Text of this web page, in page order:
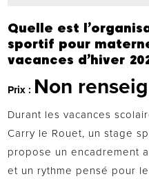
Quelle est
sportif pour
vacances d’hiver
Prix : Non
Durant les vacances
Carry le Rouet, un stage
propose un encadrement
et un rythme pensé pour